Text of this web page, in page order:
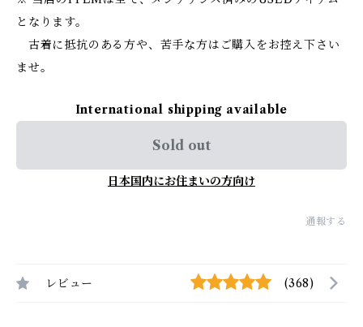
となります。
古着に抵抗のある方や、苦手な方はご購入をお控え下さい
ませ。
International shipping available
Sold out
日本国内にお住まいの方向け
通報する
レビュー (368)